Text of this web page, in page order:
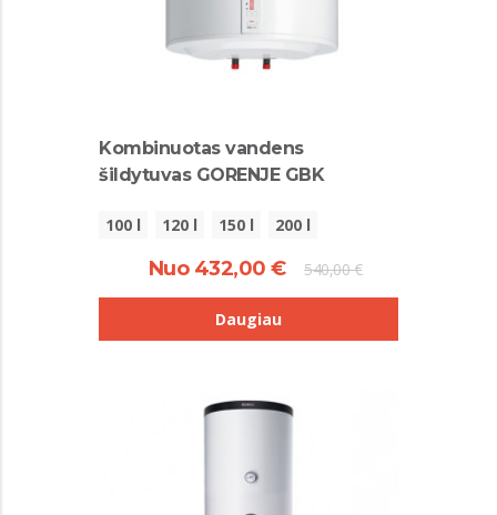
Kombinuotas vandens
šildytuvas GORENJE GBK
100 l 120 l 150 l 200 l
Nuo 432,00 € 540,00 €
Daugiau